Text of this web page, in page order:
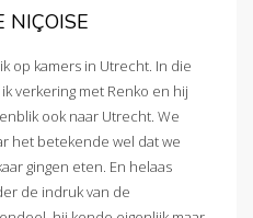
NIÇOISE
op kamers in Utrecht. In die
verkering met Renko en hij
ook naar Utrecht. We
het betekende wel dat we
gingen eten. En helaas
de indruk van de